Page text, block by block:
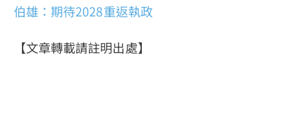
伯雄：期待2028重返執政
【文章轉載請註明出處】